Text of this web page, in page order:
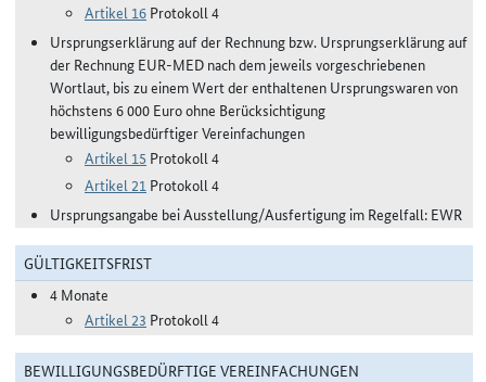
Artikel 16 Protokoll 4
Ursprungserklärung auf der Rechnung bzw. Ursprungserklärung auf
der Rechnung EUR-MED nach dem jeweils vorgeschriebenen
Wortlaut, bis zu einem Wert der enthaltenen Ursprungswaren von
höchstens 6 000 Euro ohne Berücksichtigung
bewilligungsbedürftiger Vereinfachungen
Artikel 15 Protokoll 4
Artikel 21 Protokoll 4
Ursprungsangabe bei Ausstellung/Ausfertigung im Regelfall: EWR
GÜLTIGKEITSFRIST
4 Monate
Artikel 23 Protokoll 4
BEWILLIGUNGSBEDÜRFTIGE VEREINFACHUNGEN